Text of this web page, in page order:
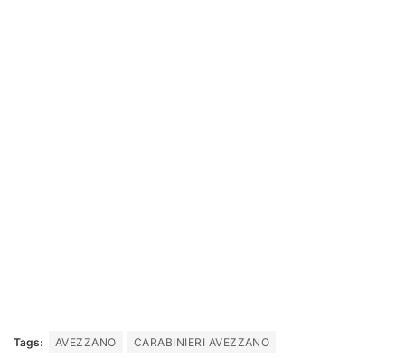
Tags: AVEZZANO CARABINIERI AVEZZANO